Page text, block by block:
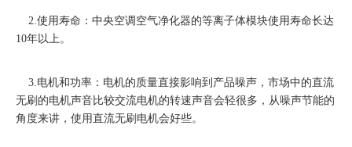
2.使用寿命：中央空调空气净化器的等离子体模块使用寿命长达
10年以上。
3.电机和功率：电机的质量直接影响到产品噪声，市场中的直流
无刷的电机声音比较交流电机的转速声音会轻很多，从噪声节能的
角度来讲，使用直流无刷电机会好些。